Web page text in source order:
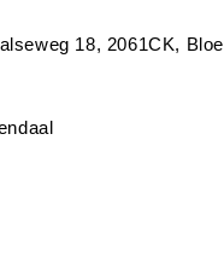
18, 2061CK,